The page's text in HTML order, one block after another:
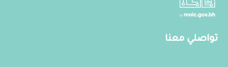
تواصلي معنا